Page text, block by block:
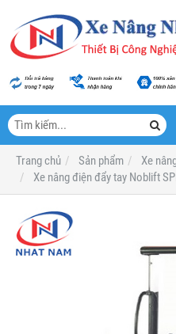
Trang chủ
Sản phẩm Xe
Xe nâng điện đẩy tay Noblift